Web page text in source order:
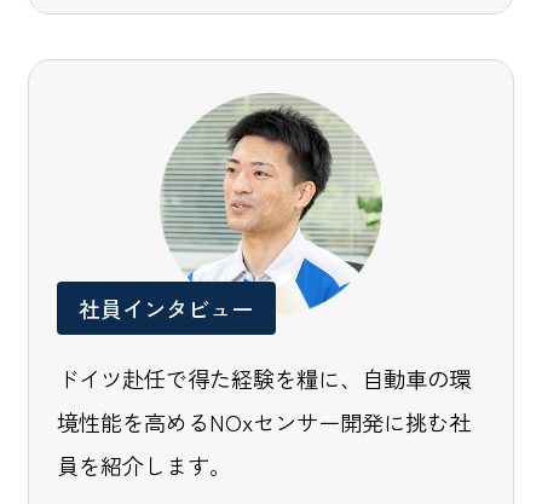
社員インタビュー
ドイツ赴任で得た経験を糧に、自動車の環
境性能を高めるNOxセンサー開発に挑む社
員を紹介します。